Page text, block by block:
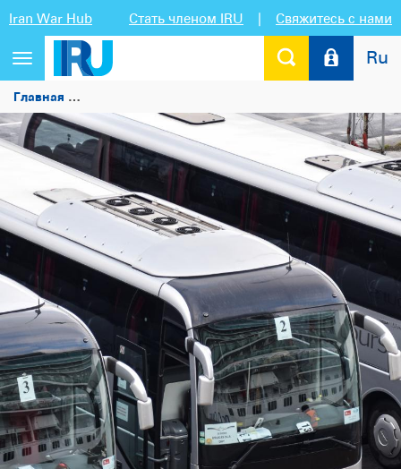
Iran War Hub Стать членом IRU | Свяжитесь с нами
Переключить
навигацию
Ru
Главная